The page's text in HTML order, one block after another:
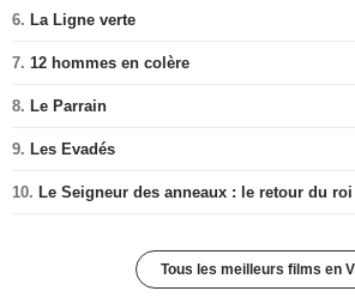
6. La Ligne verte
7. 12 hommes en colère
8. Le Parrain
9. Les Evadés
10. Le Seigneur des anneaux : le retour du roi
Tous les meilleurs films en